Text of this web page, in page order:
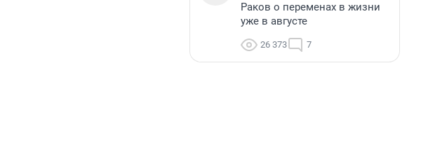
Раков о переменах в жизни
уже в августе
26 373 7